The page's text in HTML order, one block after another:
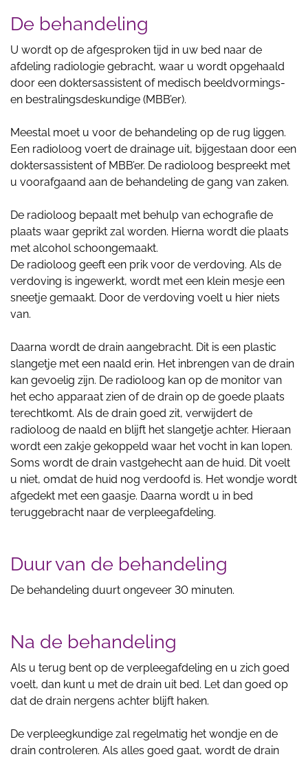
De behandeling
U wordt op de afgesproken tijd in uw bed naar de
afdeling radiologie gebracht, waar u wordt opgehaald
door een doktersassistent of medisch beeldvormings-
en bestralingsdeskundige (MBB’er).
Meestal moet u voor de behandeling op de rug liggen.
Een radioloog voert de drainage uit, bijgestaan door een
doktersassistent of MBB’er. De radioloog bespreekt met
u voorafgaand aan de behandeling de gang van zaken.
De radioloog bepaalt met behulp van echografie de
plaats waar geprikt zal worden. Hierna wordt die plaats
met alcohol schoongemaakt.
De radioloog geeft een prik voor de verdoving. Als de
verdoving is ingewerkt, wordt met een klein mesje een
sneetje gemaakt. Door de verdoving voelt u hier niets
van.
Daarna wordt de drain aangebracht. Dit is een plastic
slangetje met een naald erin. Het inbrengen van de drain
kan gevoelig zijn. De radioloog kan op de monitor van
het echo apparaat zien of de drain op de goede plaats
terechtkomt. Als de drain goed zit, verwijdert de
radioloog de naald en blijft het slangetje achter. Hieraan
wordt een zakje gekoppeld waar het vocht in kan lopen.
Soms wordt de drain vastgehecht aan de huid. Dit voelt
u niet, omdat de huid nog verdoofd is. Het wondje wordt
afgedekt met een gaasje. Daarna wordt u in bed
teruggebracht naar de verpleegafdeling.
Duur van de behandeling
De behandeling duurt ongeveer 30 minuten.
Na de behandeling
Als u terug bent op de verpleegafdeling en u zich goed
voelt, dan kunt u met de drain uit bed. Let dan goed op
dat de drain nergens achter blijft haken.
De verpleegkundige zal regelmatig het wondje en de
drain controleren. Als alles goed gaat, wordt de drain